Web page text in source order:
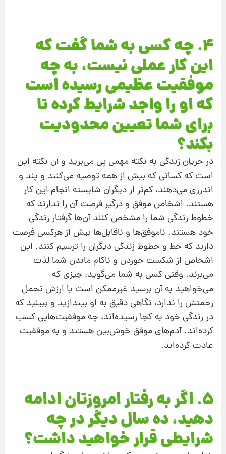
4. چه کسی به‌ شما گفت که
این‌ کار عملی نیست، به چه
موفقیت عظیمی رسیده است
که او را واجد شرایط کرده تا
برای شما تعیین محدودیت
بکند؟
در جریان زندگی به نکته مهمی پی می‌برید و آن نکته این
‌است که کسانی که بیش از همه توصیه می‌کنند و پند و
اندرزی می‌دهند، کم‌تر از دیگران شایسته انجام این‌ کار
هستند. اشخاص موفق و درگیر فرصت آن‌ را ندارند که
خطوط زندگی شما را مشخص کنند آن‌ها گرفتار زندگی
خود هستند. ناموفق‌ها و ناقابل‌ها بیش از هرکسی فرصت
دارند که خط و خطوط زندگی دیگران را ترسیم کنند. این
اشخاص از شکست خوردن و ناکام ماندن شما لذت
می‌برند. وقتی کسی به‌ شما می‌گوید، چیزی که
می‌خواهید به آن برسید غیرممکن است یا ارزش تحمل
زحمتش را ندارد، نگاهی دقیق به او بیندازید و ببینید که
در زندگی خود به کجا رسیده‌اند، چه موفقیت‌هایی کسب
کرده‌اند. آدم‌های موفق خوش‌بین هستند و به موفقیت
عادت کرده‌اند.
5. اگر به رفتار امروزتان ادامه
دهید، ده سال دیگر در چه
شرایطی قرار خواهید داشت؟